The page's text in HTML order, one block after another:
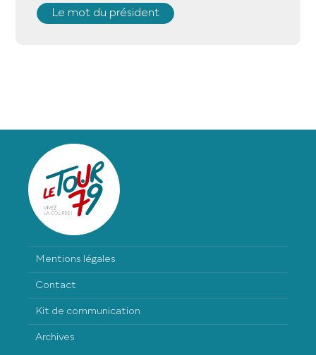
Le mot du président
Mentions légales
Contact
Kit de communication
Archives